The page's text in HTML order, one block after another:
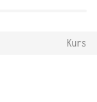
Kurs